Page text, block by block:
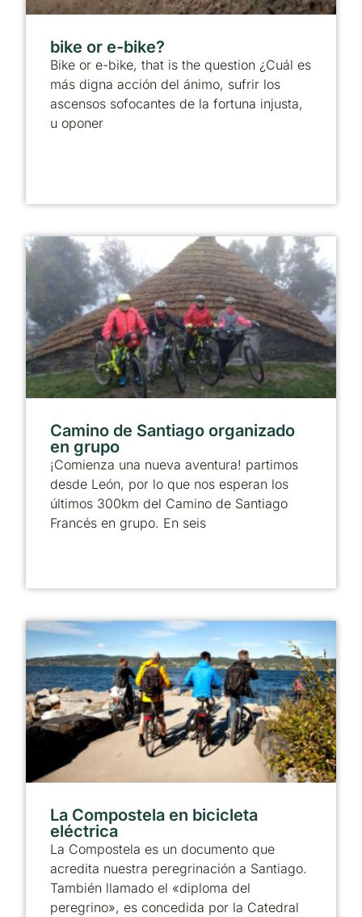
bike or e-bike?
Bike or e-bike, that is the question ¿Cuál es
más digna acción del ánimo, sufrir los
ascensos sofocantes de la fortuna injusta,
u oponer
Camino de Santiago organizado
en grupo
¡Comienza una nueva aventura! partimos
desde León, por lo que nos esperan los
últimos 300km del Camino de Santiago
Francés en grupo. En seis
La Compostela en bicicleta
eléctrica
La Compostela es un documento que
acredita nuestra peregrinación a Santiago.
También llamado el «diploma del
peregrino», es concedida por la Catedral